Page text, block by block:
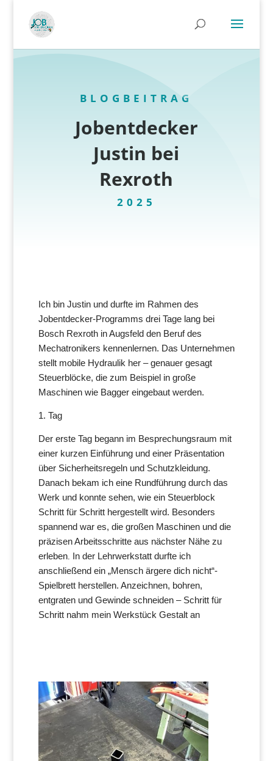
BLOGBEITRAG
Jobentdecker
Justin bei
Rexroth
2025
Ich bin Justin und durfte im Rahmen des
Jobentdecker-Programms drei Tage lang bei
Bosch Rexroth in Augsfeld den Beruf des
Mechatronikers kennenlernen. Das Unternehmen
stellt mobile Hydraulik her – genauer gesagt
Steuerblöcke, die zum Beispiel in große
Maschinen wie Bagger eingebaut werden.
1. Tag
Der erste Tag begann im Besprechungsraum mit
einer kurzen Einführung und einer Präsentation
über Sicherheitsregeln und Schutzkleidung.
Danach bekam ich eine Rundführung durch das
Werk und konnte sehen, wie ein Steuerblock
Schritt für Schritt hergestellt wird. Besonders
spannend war es, die großen Maschinen und die
präzisen Arbeitsschritte aus nächster Nähe zu
erleben.
In der Lehrwerkstatt durfte ich
anschließend ein „Mensch ärgere dich nicht“-
Spielbrett herstellen. Anzeichnen, bohren,
entgraten und Gewinde schneiden – Schritt für
Schritt nahm mein Werkstück Gestalt an